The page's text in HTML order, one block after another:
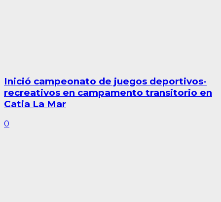
Inició campeonato de juegos deportivos-
recreativos en campamento transitorio en
Catia La Mar
0